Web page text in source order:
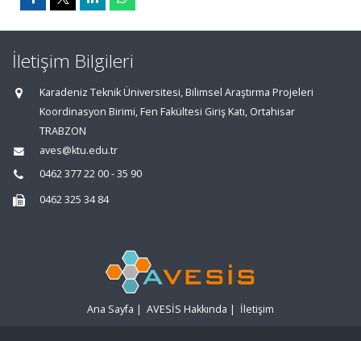
İletişim Bilgileri
Karadeniz Teknik Üniversitesi, Bilimsel Araştırma Projeleri
Koordinasyon Birimi, Fen Fakültesi Giriş Katı, Ortahisar
TRABZON
aves@ktu.edu.tr
0462 377 22 00 - 35 90
0462 325 34 84
Ana Sayfa | AVESİS Hakkında | İletişim